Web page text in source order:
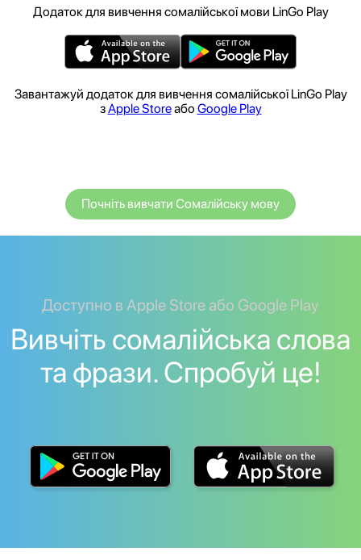
Додаток для вивчення сомалійської мови LinGo Play
Завантажуй додаток для вивчення сомалійської LinGo Play
зApple Storeабо Google Play
Почніть вивчати Сомалійську мову
Доступно в Apple Store або Google Play
Вивчіть сомалійська слова
та фрази. Спробуй це!